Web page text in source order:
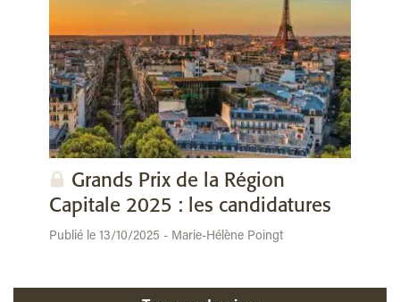
Grands Prix de la Région
Capitale 2025 : les candidatures
Publié le 13/10/2025 - Marie-Hélène Poingt